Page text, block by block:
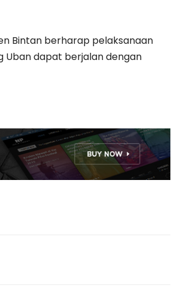
Bintan berharap pelaksanaan
Uban dapat berjalan dengan